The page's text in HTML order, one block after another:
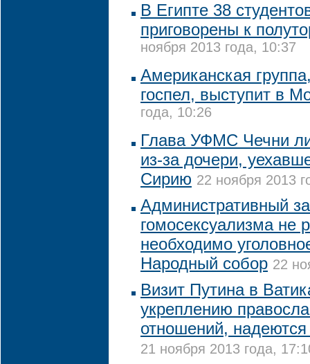
В Египте 38
приговорены к
ноября 2013 года, 10:37
Американская
госпел, выступит в
года, 10:26
Глава УФМС Чечни
из-за дочери,
Сирию 22 ноября 2013
Административный
гомосексуализма не
необходимо
Народный собор 22
Визит Путина в
укреплению
отношений,
21 ноября 2013 года,